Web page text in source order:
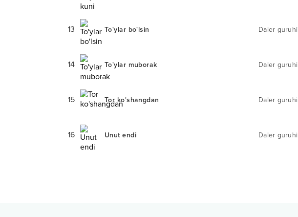
13 To'ylar bo'lsin Daler guruhi
14 To'ylar muborak Daler guruhi
15 Tor ko'shangdan Daler guruhi
16 Unut endi Daler guruhi